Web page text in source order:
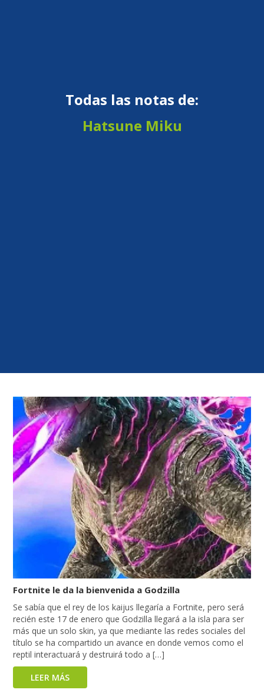
Todas las notas de:
Hatsune Miku
Fortnite le da la bienvenida a Godzilla
Se sabía que el rey de los kaijus llegaría a Fortnite, pero será
recién este 17 de enero que Godzilla llegará a la isla para ser
más que un solo skin, ya que mediante las redes sociales del
título se ha compartido un avance en donde vemos como el
reptil interactuará y destruirá todo a […]
LEER MÁS